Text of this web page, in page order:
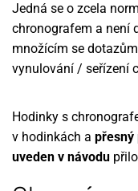
Jedná se o zcela
chronografem a není
množícím se
vynulování / seřízení
Hodinky s
v hodinkách a přesný
uveden v návodu